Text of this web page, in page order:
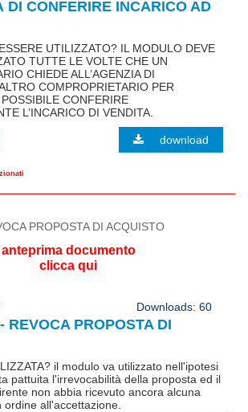
DI CONFERIRE INCARICO AD
UTILIZZATO? IL MODULO DEVE
TUTTE LE VOLTE CHE UN
CHIEDE ALL’AGENZIA DI
COMPROPRIETARIO PER
CONFERIRE
L’INCARICO DI VENDITA.
download
anteprima documento
clicca qui
Downloads: 60
REVOCA PROPOSTA DI
il modulo va utilizzato nell'ipotesi
pattuita l'irrevocabilità della proposta ed il
non abbia ricevuto ancora alcuna
all'accettazione.